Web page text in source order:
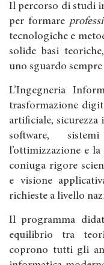
Il percorso di studi
per formare
tecnologiche e
solide basi
uno sguardo
L’Ingegneria
trasformazione
artificiale,
software,
l’ottimizzazione e
coniuga rigore
e visione
richieste a livello
Il programma
equilibrio tra
coprono tutti gli